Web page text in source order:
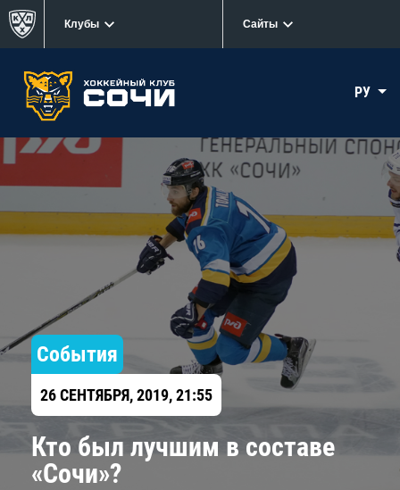
Клубы Сайты
РУ
События
26 СЕНТЯБРЯ, 2019, 21:55
Кто был лучшим в составе
«Сочи»?